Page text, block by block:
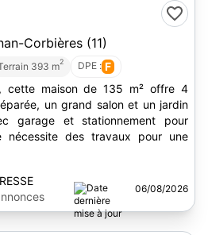
Corbières (11)
393 m2 DPE : F
cette maison de 135 m² offre 4
un grand salon et un jardin
garage et stationnement pour
nécessite des travaux pour une
06/08/2026